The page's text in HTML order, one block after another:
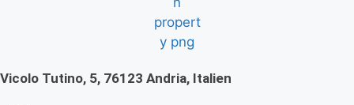
Vicolo Tutino, 5, 76123 Andria, Italien